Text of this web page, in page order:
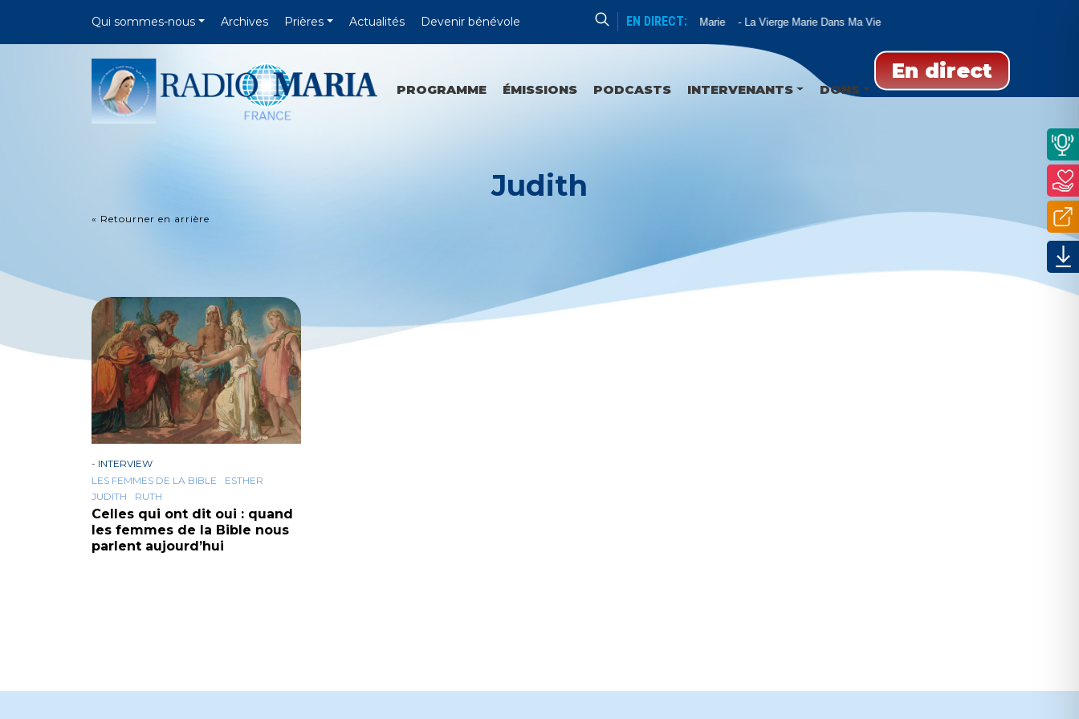
Qui sommes-nous Archives Prières Actualités Devenir bénévole EN DIRECT:
La Vierge Marie La Vierge Marie Dans Ma Vie
En direct
PROGRAMME ÉMISSIONS PODCASTS INTERVENANTS DONS
Judith
« Retourner en arrière
- INTERVIEW
LES FEMMES DE LA BIBLE
ESTHER
JUDITH
RUTH
Celles qui ont dit oui : quand
les femmes de la Bible nous
parlent aujourd’hui